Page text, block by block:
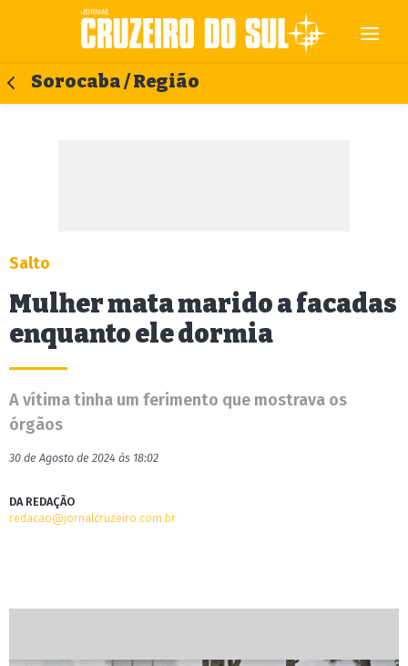
Sorocaba / Região
Salto
Mulher mata marido a facadas
enquanto ele dormia
A vítima tinha um ferimento que mostrava os
órgãos
30 de Agosto de 2024 às 18:02
DA REDAÇÃO
redacao@jornalcruzeiro.com.br